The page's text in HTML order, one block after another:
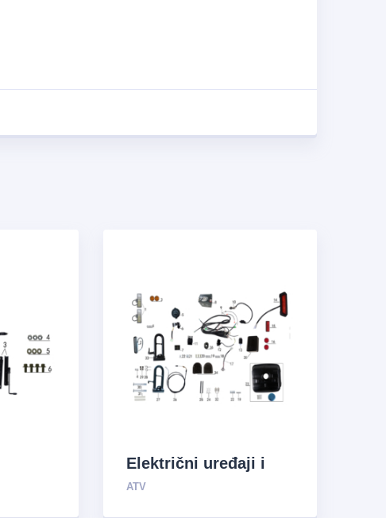
Električni uređaji i
sistem za opskrbu
ATV